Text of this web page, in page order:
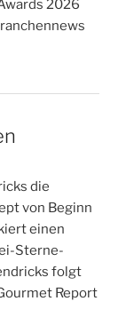
2026
die
von Beginn
einen
Sterne-
folgt
Report